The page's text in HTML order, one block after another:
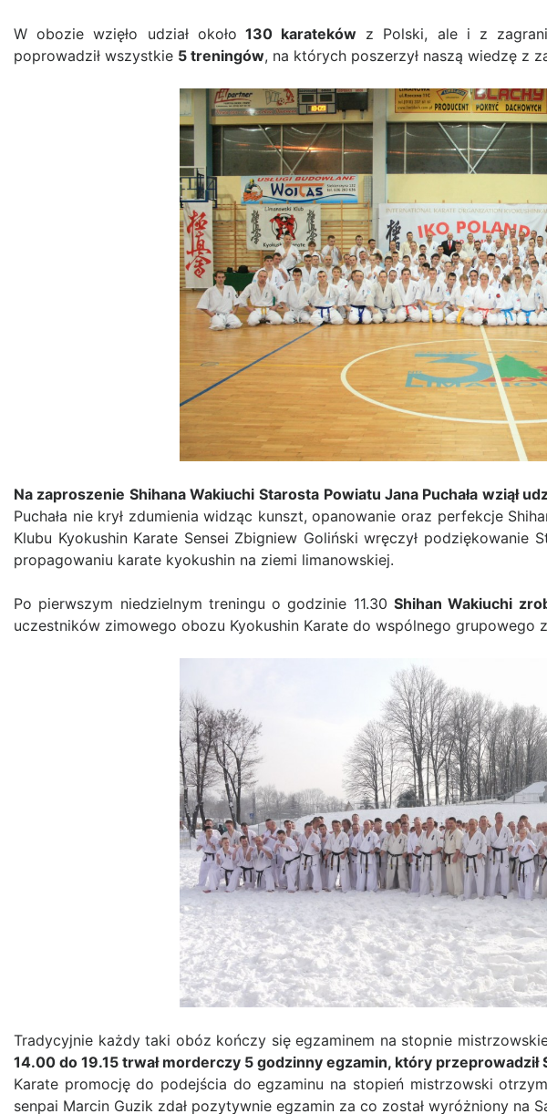
W obozie wzięło udział około 130 karateków z Polski, ale i z
poprowadził wszystkie 5 treningów, na których poszerzył naszą wiedzę z
Na zaproszenie Shihana Wakiuchi Starosta Powiatu Jana Puchała wziął
Puchała nie krył zdumienia widząc kunszt, opanowanie oraz perfekcje
Klubu Kyokushin Karate Sensei Zbigniew Goliński wręczył podziękowanie
propagowaniu karate kyokushin na ziemi limanowskiej.
Po pierwszym niedzielnym treningu o godzinie 11.30 Shihan Wakiuchi
uczestników zimowego obozu Kyokushin Karate do wspólnego grupowego
Tradycyjnie każdy taki obóz kończy się egzaminem na stopnie
14.00 do 19.15 trwał morderczy 5 godzinny egzamin, który przeprowadził
Karate promocję do podejścia do egzaminu na stopień mistrzowski
senpai Marcin Guzik zdał pozytywnie egzamin za co został wyróżniony na